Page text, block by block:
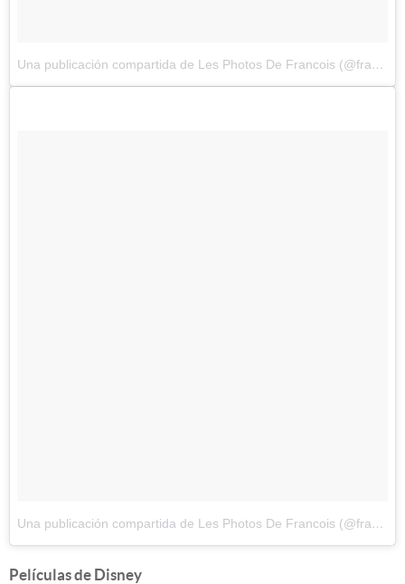
Una publicación compartida de Les Photos De Francois (@francoisdourlen)
Una publicación compartida de Les Photos De Francois (@francoisdourlen)
Películas de Disney